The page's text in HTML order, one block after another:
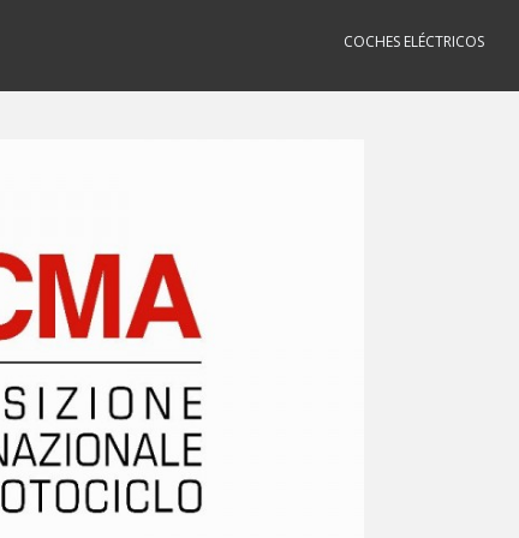
COCHES ELÉCTRICOS